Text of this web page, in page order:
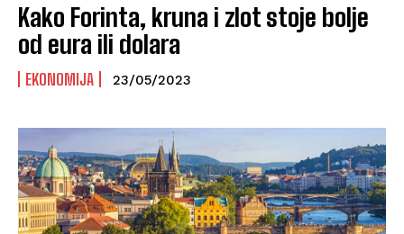
Kako Forinta, kruna i zlot stoje bolje
od eura ili dolara
EKONOMIJA 23/05/2023